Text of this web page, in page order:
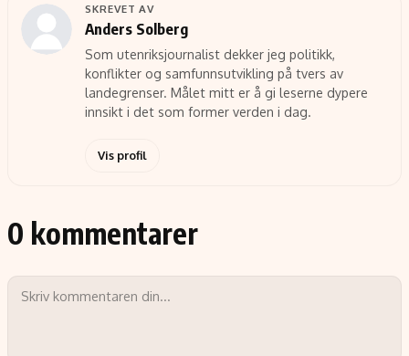
SKREVET AV
Anders Solberg
Som utenriksjournalist dekker jeg politikk,
konflikter og samfunnsutvikling på tvers av
landegrenser. Målet mitt er å gi leserne dypere
innsikt i det som former verden i dag.
Vis profil
0 kommentarer